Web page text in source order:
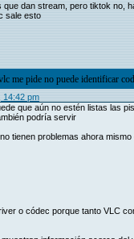
dan stream, pero tiktok no,
sale esto
me pide no puede identificar
14:42 pm
que aún no estén listas las
podría servir
tienen problemas ahora
o códec porque tanto VLC